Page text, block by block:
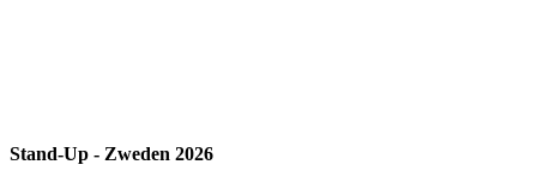
Stand-Up - Zweden 2026